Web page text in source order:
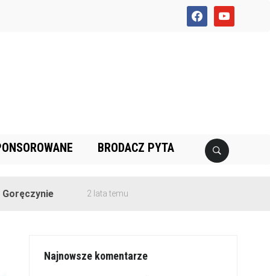
facebookyoutube
BRODACZ PYTA
2 lata temu
Najnowsze komentarze